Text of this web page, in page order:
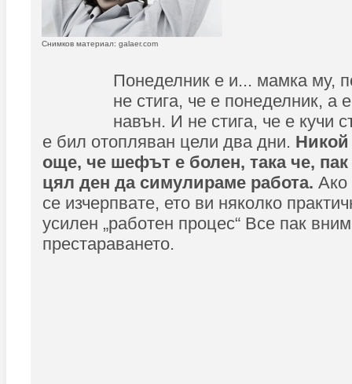
Снимков материал: galaer.com
Понеделник е и... мамка му,
не стига, че е понеделник, а
навън. И не стига, че е кучи
е бил отопляван цели два дни. Никой
още, че шефът е болен, така че,
цял ден да симулираме работа. Ако
се изчерпвате, ето ви няколко
усилен „работен процес“ Все пак
престараването.